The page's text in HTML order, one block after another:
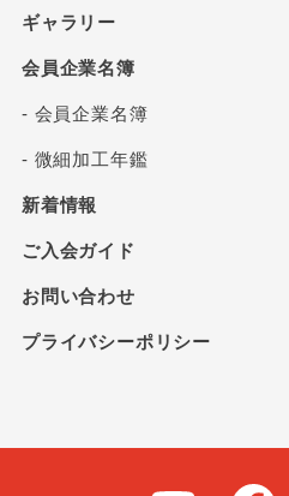
ギャラリー
会員企業名簿
- 会員企業名簿
- 微細加工年鑑
新着情報
ご入会ガイド
お問い合わせ
プライバシーポリシー